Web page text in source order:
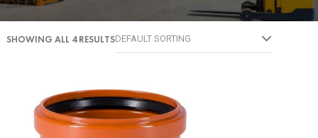
SHOWING ALL 4 RESULTSDEFAULT SORTING